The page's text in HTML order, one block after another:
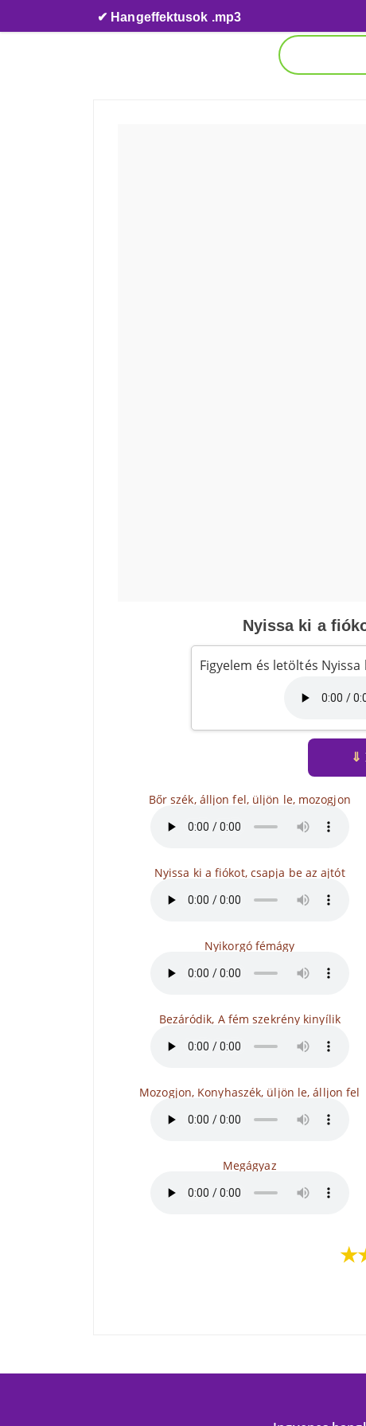
✔ Hangeffektusok .mp3
Nyissa ki a
Figyelem és letöltés
⇓
Bőr szék, álljon fel, üljön le, mozogjon
Nyissa ki a fiókot, csapja be az ajtót
Nyikorgó fémágy
Bezáródik, A fém szekrény kinyílik
Mozogjon, Konyhaszék, üljön le, álljon fel
Megágyaz